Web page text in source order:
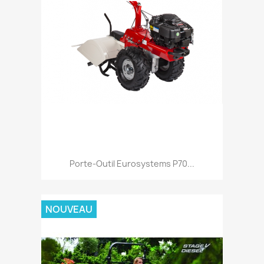
Aperçu rapide
Porte-Outil Eurosystems P70...
NOUVEAU